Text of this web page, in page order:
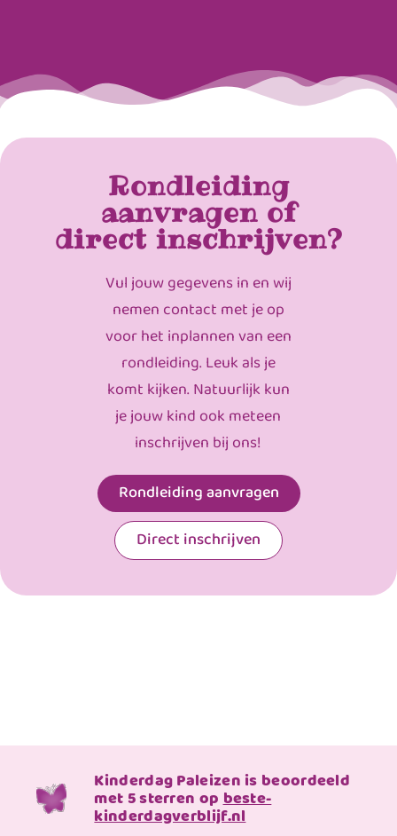
Rondleiding
aanvragen of
direct inschrijven?
Vul jouw gegevens in en wij
nemen contact met je op
voor het inplannen van een
rondleiding. Leuk als je
komt kijken. Natuurlijk kun
je jouw kind ook meteen
inschrijven bij ons!
Rondleiding aanvragen
Direct inschrijven
Kinderdag Paleizen is beoordeeld
met 5 sterren opbeste-
kinderdagverblijf.nl